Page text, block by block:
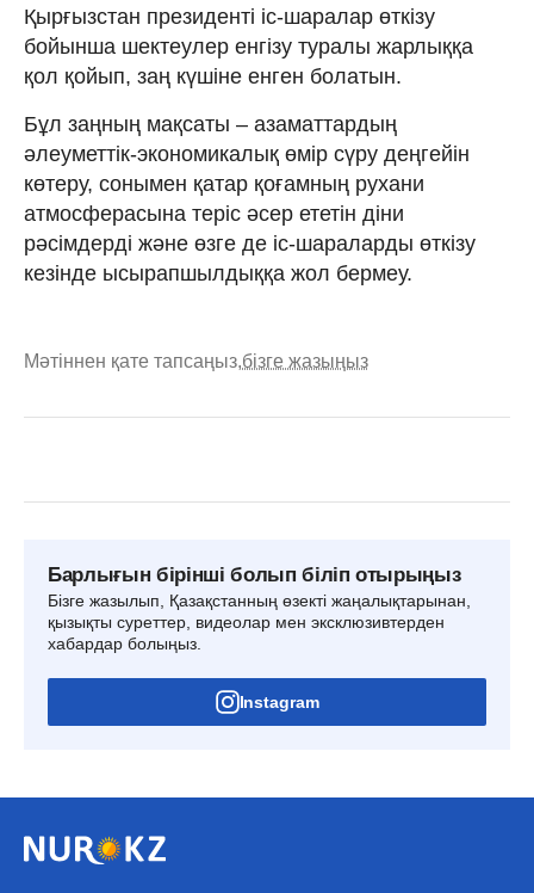
Қырғызстан президенті іс-шаралар өткізу
бойынша шектеулер енгізу туралы жарлыққа
қол қойып, заң күшіне енген болатын.
Бұл заңның мақсаты – азаматтардың
әлеуметтік-экономикалық өмір сүру деңгейін
көтеру, сонымен қатар қоғамның рухани
атмосферасына теріс әсер ететін діни
рәсімдерді және өзге де іс-шараларды өткізу
кезінде ысырапшылдыққа жол бермеу.
Мәтіннен қате тапсаңыз,бізге жазыңыз
Барлығын бірінші болып біліп отырыңыз
Бізге жазылып, Қазақстанның өзекті жаңалықтарынан,
қызықты суреттер, видеолар мен эксклюзивтерден
хабардар болыңыз.
Instagram